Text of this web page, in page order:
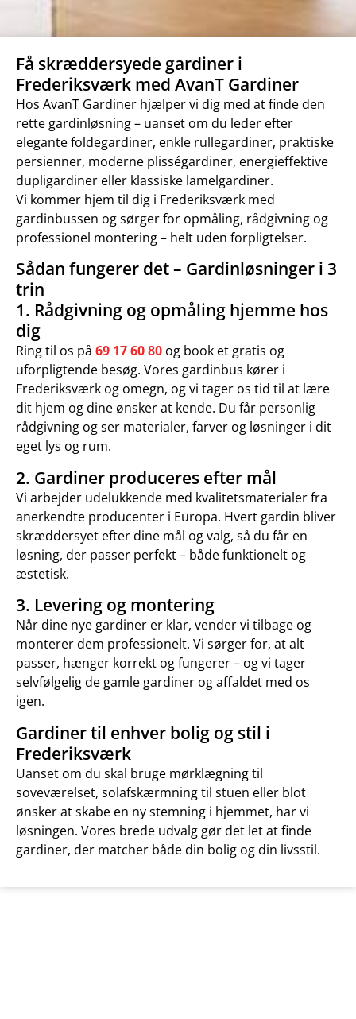
Få skræddersyede gardiner i
Frederiksværk med AvanT Gardiner
Hos AvanT Gardiner hjælper vi dig med at finde den
rette gardinløsning – uanset om du leder efter
elegante foldegardiner, enkle rullegardiner, praktiske
persienner, moderne plisségardiner, energieffektive
dupligardiner eller klassiske lamelgardiner.
Vi kommer hjem til dig i Frederiksværk med
gardinbussen og sørger for opmåling, rådgivning og
professionel montering – helt uden forpligtelser.
Sådan fungerer det – Gardinløsninger i 3
trin
1. Rådgivning og opmåling hjemme hos
dig
Ring til os på 69 17 60 80 og book et gratis og
uforpligtende besøg. Vores gardinbus kører i
Frederiksværk og omegn, og vi tager os tid til at lære
dit hjem og dine ønsker at kende. Du får personlig
rådgivning og ser materialer, farver og løsninger i dit
eget lys og rum.
2. Gardiner produceres efter mål
Vi arbejder udelukkende med kvalitetsmaterialer fra
anerkendte producenter i Europa. Hvert gardin bliver
skræddersyet efter dine mål og valg, så du får en
løsning, der passer perfekt – både funktionelt og
æstetisk.
3. Levering og montering
Når dine nye gardiner er klar, vender vi tilbage og
monterer dem professionelt. Vi sørger for, at alt
passer, hænger korrekt og fungerer – og vi tager
selvfølgelig de gamle gardiner og affaldet med os
igen.
Gardiner til enhver bolig og stil i
Frederiksværk
Uanset om du skal bruge mørklægning til
soveværelset, solafskærmning til stuen eller blot
ønsker at skabe en ny stemning i hjemmet, har vi
løsningen. Vores brede udvalg gør det let at finde
gardiner, der matcher både din bolig og din livsstil.